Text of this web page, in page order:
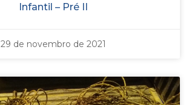
Infantil – Pré II
29 de novembro de 2021